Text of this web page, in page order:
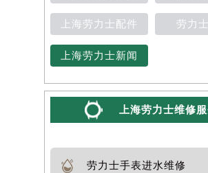
上海劳力士配件 劳力
上海劳力士新闻
上海劳力士维修
劳力士手表进水维修